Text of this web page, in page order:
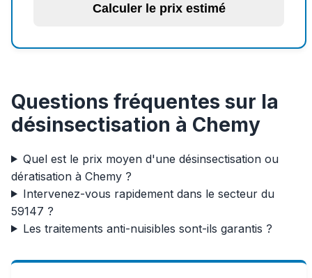
Calculer le prix estimé
Questions fréquentes sur la
désinsectisation à Chemy
Quel est le prix moyen d'une désinsectisation ou
dératisation à Chemy ?
Intervenez-vous rapidement dans le secteur du
59147 ?
Les traitements anti-nuisibles sont-ils garantis ?